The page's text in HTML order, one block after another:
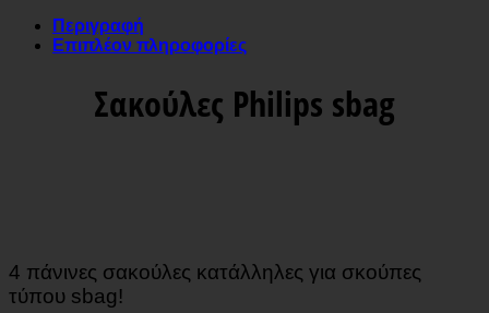
Περιγραφή
Επιπλέον πληροφορίες
Σακούλες Philips sbag
4 πάνινες σακούλες κατάλληλες για σκούπες
τύπου sbag!